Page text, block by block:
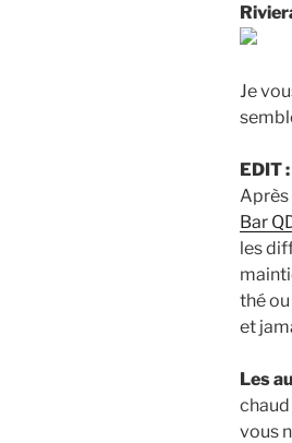
Je
EDIT :
Après
Bar
les
thé
et
Les
chaud
vous